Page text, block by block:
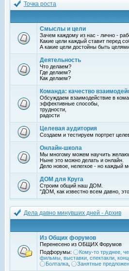
Точка роста
Смыслы и цели
Зачем каждому из нас - лично -
Какие цели каждый ставит перед
А какие цели достойны быть
Деятельность
Что делаем?
Где делаем?
Как делаем?
Команда: качество
Обсуждаем взаимодействие в
эффективные способы,
трудности,
радости
Целевая аудитория
Создаем и тестируем портрет
Онлайн-школа
Мы многому можем научить
Ныне это можно делать и онлайн.
Дело новое, нелегкое - но каждый
ДОМ для Круга
Строим общий наш ДОМ.
"ДОМ, как известно всем давно,
Дела давно минувших дней - Архив
Из Общих форумов
Перенесено из ОБЩИХ Форумов
Подфорумы:
Кому-то труднее,
фильмы, выставки, спектакли,
Болталка
Занятные